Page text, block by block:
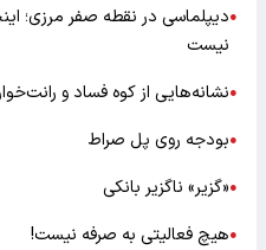
●دیپلماسی در نقطه صفر مرزی؛
نیست
●نشانه‌هایی از کوه فساد و
●بودجه روی پل صراط
●«گزیر» ناگزیر بانکی
●هیچ فعالیتی به صرفه نیست!